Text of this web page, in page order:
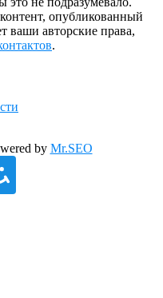
опубликованный
ваши авторские права,
.
by Mr.SEO